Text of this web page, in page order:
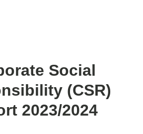
Social
(CSR)
2023/2024